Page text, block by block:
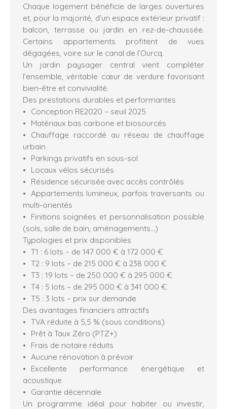
Chaque logement bénéficie de larges ouvertures
et, pour la majorité, d’un espace extérieur privatif :
balcon, terrasse ou jardin en rez-de-chaussée.
Certains appartements profitent de vues
dégagées, voire sur le canal de l’Ourcq.
Un jardin paysager central vient compléter
l’ensemble, véritable cœur de verdure favorisant
bien-être et convivialité.
Des prestations durables et performantes
Conception RE2020 – seuil 2025
Matériaux bas carbone et biosourcés
Chauffage raccordé au réseau de chauffage
urbain
Parkings privatifs en sous-sol
Locaux vélos sécurisés
Résidence sécurisée avec accès contrôlés
Appartements lumineux, parfois traversants ou
multi-orientés
Finitions soignées et personnalisation possible
(sols, salle de bain, aménagements…)
Typologies et prix disponibles
T1 : 6 lots – de 147 000 € à 172 000 €
T2 : 9 lots – de 215 000 € à 238 000 €
T3 : 19 lots – de 250 000 € à 295 000 €
T4 : 5 lots – de 295 000 € à 341 000 €
T5 : 3 lots – prix sur demande
Des avantages financiers attractifs
TVA réduite à 5,5 % (sous conditions)
Prêt à Taux Zéro (PTZ+)
Frais de notaire réduits
Aucune rénovation à prévoir
Excellente performance énergétique et
acoustique
Garantie décennale
Un programme idéal pour habiter ou investir,